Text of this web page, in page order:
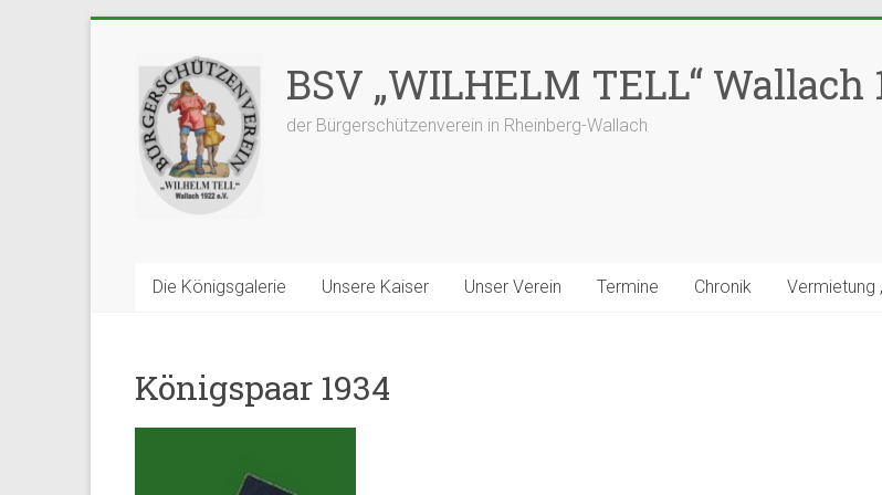
BSV „WILHELM TELL“ Wallach
der Bürgerschützenverein in Rheinberg-Wallach
Die Königsgalerie Unsere Kaiser Unser Verein Termine Chronik Vermietung
Königspaar 1934